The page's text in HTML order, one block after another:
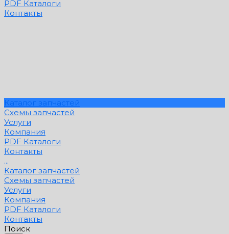
PDF Каталоги
Контакты
Каталог запчастей
Схемы запчастей
Услуги
Компания
PDF Каталоги
Контакты
...
Каталог запчастей
Схемы запчастей
Услуги
Компания
PDF Каталоги
Контакты
Поиск